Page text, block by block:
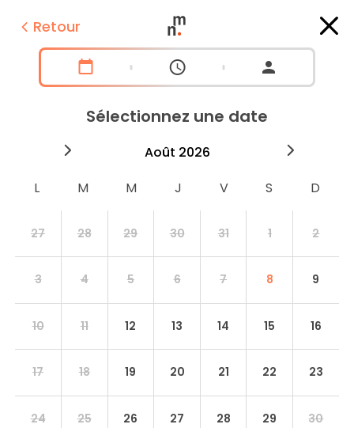
Retour
Sélectionnez une date
août 2026
27 28 29 30 31 1 2
3 4 5 6 7 8 9
10 11 12 13 14 15 16
17 18 19 20 21 22 23
24 25 26 27 28 29 30